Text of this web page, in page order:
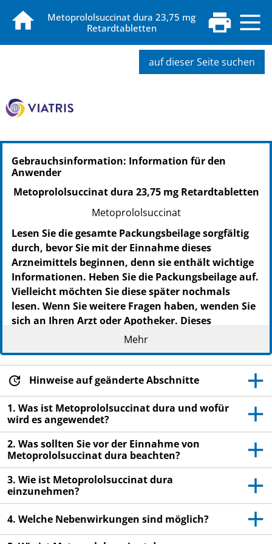
Metoprololsuccinat dura 23,75 mg
Retardtabletten
auf dieser Seite suchen
Gebrauchsinformation: Information für den
Anwender
Metoprololsuccinat dura 23,75 mg Retardtabletten
Metoprololsuccinat
Lesen Sie die gesamte Packungsbeilage sorgfältig
durch, bevor Sie mit der Einnahme dieses
Arzneimittels beginnen, denn sie enthält wichtige
Informationen. Heben Sie die Packungsbeilage auf.
Vielleicht möchten Sie diese später nochmals
lesen. Wenn Sie weitere Fragen haben, wenden Sie
sich an Ihren Arzt oder Apotheker. Dieses
Arzneimittel wurde Ihnen persönlich verschrieben.
Geben Sie es nicht an Dritte weiter. Es kann
anderen Menschen schaden, auch wenn diese die
gleichen Beschwerden haben wie Sie. Wenn Sie
Nebenwirkungen bemerken, wenden Sie sich an
Ihren Arzt oder Apotheker. Dies gilt auch für
Nebenwirkungen, die nicht in dieser
Packungsbeilage angegeben sind. Siehe Abschnitt
4.
Mehr
Hinweise auf geänderte Abschnitte
1. Was ist Metoprololsuccinat dura und wofür
wird es angewendet?
2. Was sollten Sie vor der Einnahme von
Metoprololsuccinat dura beachten?
3. Wie ist Metoprololsuccinat dura
einzunehmen?
4. Welche Nebenwirkungen sind möglich?